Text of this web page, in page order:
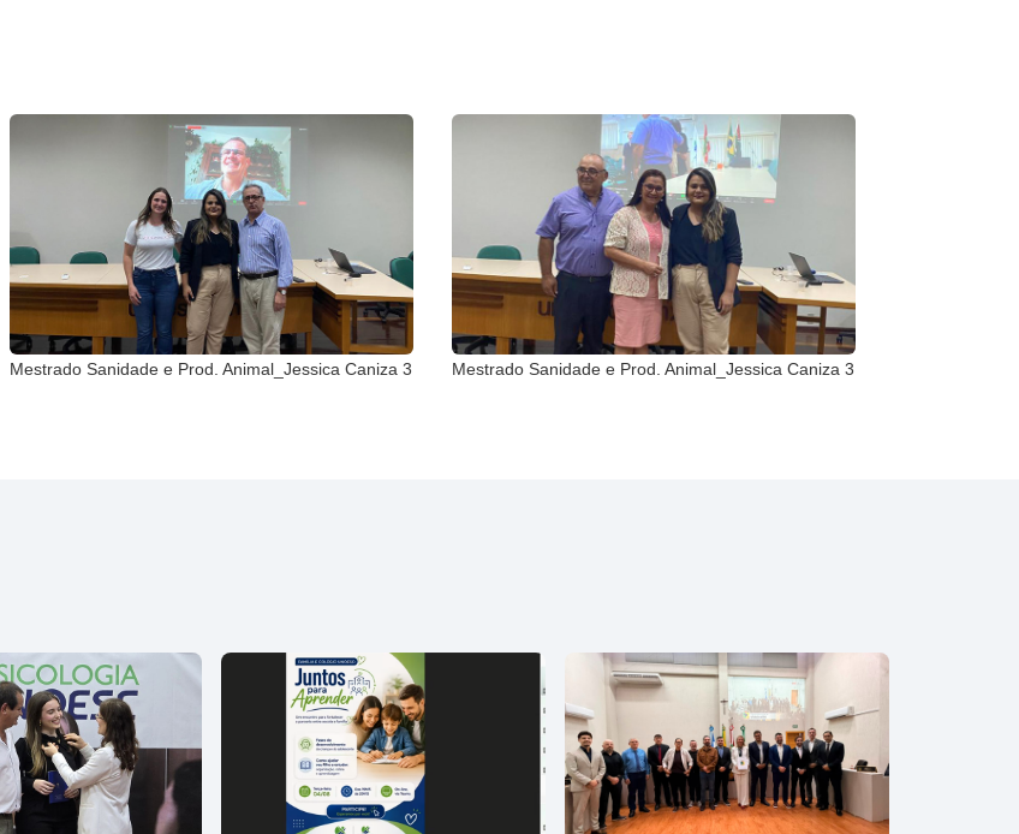
Mestrado Sanidade e Prod. Animal_Jessica Caniza 3 Mestrado Sanidade e Prod. Animal_Jessica Caniza 3